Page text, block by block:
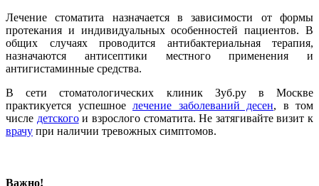
Лечение стоматита назначается в зависимости от формы
протекания и индивидуальных особенностей пациентов. В
общих случаях проводится антибактериальная терапия,
назначаются антисептики местного применения и
антигистаминные средства.
В сети стоматологических клиник Зуб.ру в Москве
практикуется успешное лечение заболеваний десен, в том
числе детскогои взрослого стоматита. Не затягивайте визит к
врачу при наличии тревожных симптомов.
Важно!